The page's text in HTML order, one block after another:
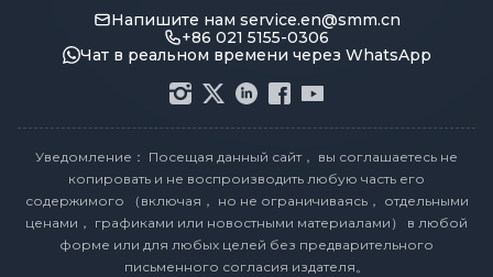
Напишите нам service.en@smm.cn
+86 021 5155-0306
Чат в реальном времени через WhatsApp
Уведомление： Посещая данный сайт， вы соглашаетесь не
копировать и не воспроизводить любую часть его
содержимого （включая， но не ограничиваясь， отдельными
ценами， графиками или новостными материалами） в любой
форме или для любых целей без предварительного
письменного согласия издателя。